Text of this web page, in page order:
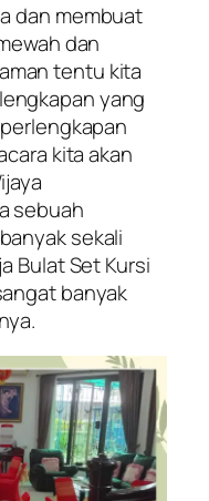
dan membuat
dan
tentu kita
yang
kita akan
sebuah
sekali
Bulat Set Kursi
banyak